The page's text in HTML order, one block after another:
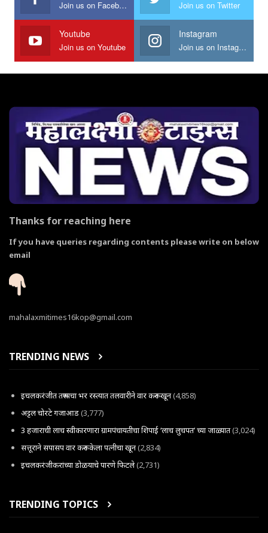
Join us on Facebook Join us on Twitter
Youtube
Join us on Youtube
Instagram
Join us on Instagram
Thanks for reaching here
If you have queries regarding contents please write on below
email
mahalaxmitimes16kop@gmail.com
TRENDING NEWS
इचलकरंजीत तरूणाचा भर रस्त्यात तलवारीने वार करून खून(4,858)
अट्टल चोरटे गजाआड(3,777)
3 हजाराची लाच स्वीकारणारा ग्रामपंचायतीचा शिपाई ‘लाच लुचपत’ च्या जाळ्यात(3,024)
सत्तूराने सपासप वार करून केला पत्नीचा खून(2,834)
इचलकरंजीकरांच्या डोळयाचे पारणे फिटले(2,731)
TRENDING TOPICS